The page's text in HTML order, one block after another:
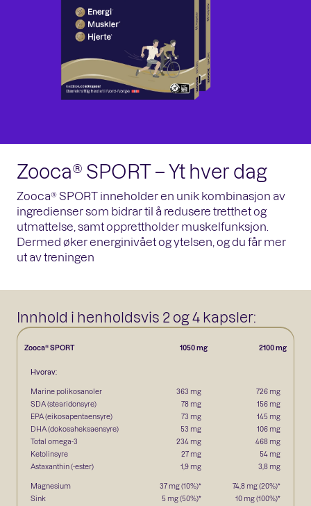
Zooca® SPORT – Yt hver dag
Zooca® SPORT inneholder en unik kombinasjon av
ingredienser som bidrar til å redusere tretthet og
utmattelse, samt opprettholder muskelfunksjon.
Dermed øker energinivået og ytelsen, og du får mer
ut av treningen
Innhold i henholdsvis 2 og 4 kapsler:
Zooca® SPORT 1050 mg 2100 mg
Hvorav:
Marine polikosanoler 363 mg
726 mg
SDA (stearidonsyre)
78 mg
156 mg
EPA (eikosapentaensyre)
73 mg
145 mg
DHA (dokosaheksaensyre)
53 mg
106 mg
Total omega-3
234 mg
468 mg
Ketolinsyre
27 mg
54 mg
Astaxanthin (-ester)
1,9 mg 3,8 mg
Magnesium 37 mg (10%)*
74,8 mg (20%)*
Sink
5 mg (50%)*
10 mg (100%)*